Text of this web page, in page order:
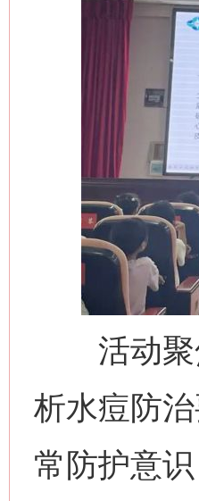
活动聚焦
析水痘防
常防护意